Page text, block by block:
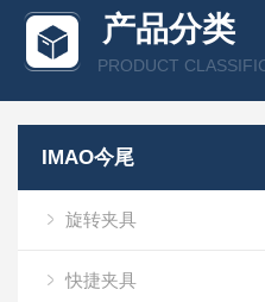
产品分类
PRODUCT
IMAO今尾
旋转夹具
快捷夹具